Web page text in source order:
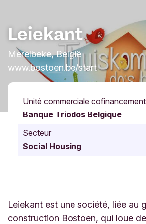
Leiekant
Merelbeke, België
www.bostoen.be/start
Unité commerciale cofinancement
Banque Triodos Belgique
Secteur
Social Housing
Leiekant est une société, liée au
construction Bostoen, qui loue